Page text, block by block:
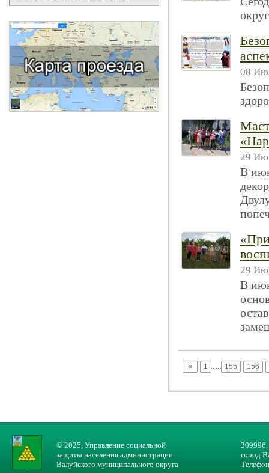
08
29
В
29
В
« 1 … 155 156
© 2025, Управление социальной
защиты населения администрации
Валуйского муниципального округа
309996,
город